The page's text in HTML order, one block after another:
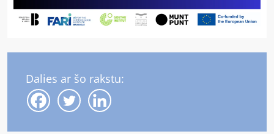
Dalies ar šo rakstu: